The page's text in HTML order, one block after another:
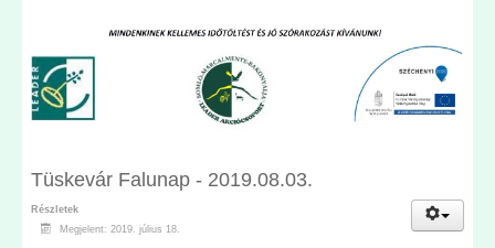
Tüskevár Falunap - 2019.08.03.
Részletek
Megjelent: 2019. július 18.